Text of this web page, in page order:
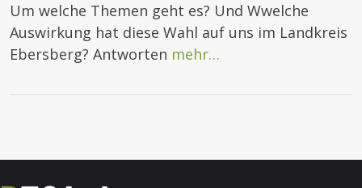
Um welche Themen geht es? Und Wwelche
Auswirkung hat diese Wahl auf uns im Landkreis
Ebersberg? Antworten mehr…